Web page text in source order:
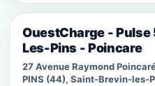
OuestCharge -
Les-Pins - Poincare
27 Avenue Raymond
PINS (44), Saint-Brevin-les-